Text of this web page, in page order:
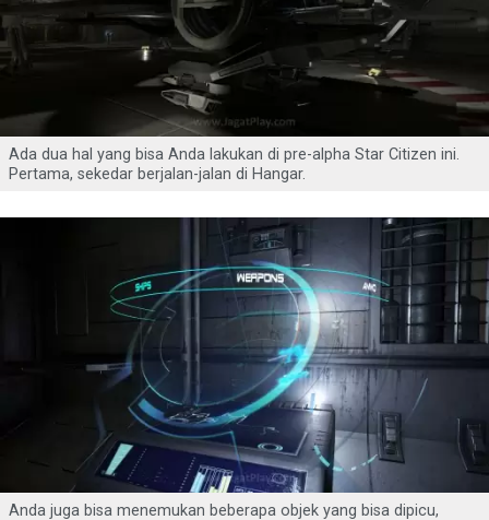
Ada dua hal yang bisa Anda lakukan di pre-alpha Star Citizen ini.
Pertama, sekedar berjalan-jalan di Hangar.
Anda juga bisa menemukan beberapa objek yang bisa dipicu,